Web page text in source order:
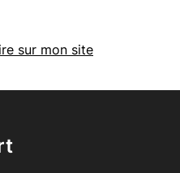
sur mon site